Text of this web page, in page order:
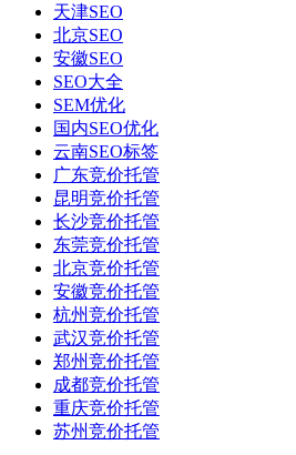
天津SEO
北京SEO
安徽SEO
SEO大全
SEM优化
国内SEO优化
云南SEO标签
广东竞价托管
昆明竞价托管
长沙竞价托管
东莞竞价托管
北京竞价托管
安徽竞价托管
杭州竞价托管
武汉竞价托管
郑州竞价托管
成都竞价托管
重庆竞价托管
苏州竞价托管